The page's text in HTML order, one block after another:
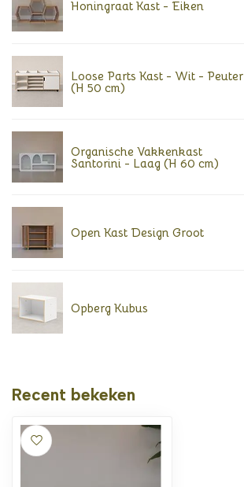
Honingraat Kast - Eiken
Loose Parts Kast - Wit - Peuter
(H 50 cm)
Organische Vakkenkast
Santorini - Laag (H 60 cm)
Open Kast Design Groot
Opberg Kubus
Recent bekeken